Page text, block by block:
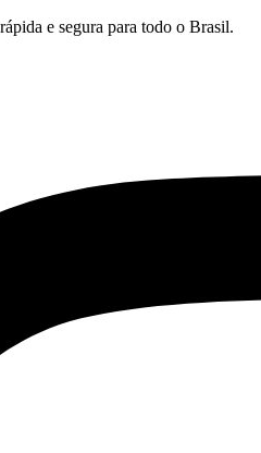
e segura para todo o Brasil.